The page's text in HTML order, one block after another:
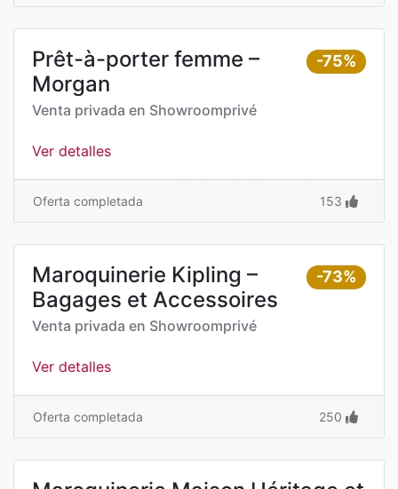
-75%
Prêt-à-porter femme –
Morgan
Venta privada en Showroomprivé
Ver detalles
Oferta completada 153
-73%
Maroquinerie Kipling –
Bagages et Accessoires
Venta privada en Showroomprivé
Ver detalles
Oferta completada 250